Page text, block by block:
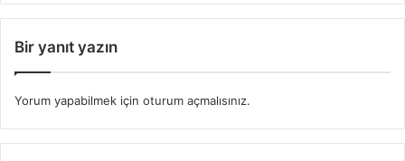
Bir yanıt yazın
Yorum yapabilmek için oturum açmalısınız.